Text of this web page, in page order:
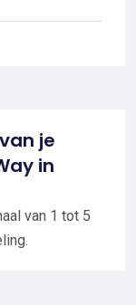
je
in
van 1 tot 5